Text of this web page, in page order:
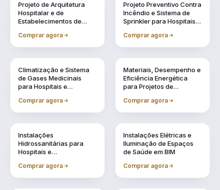
Projeto de Arquitetura
Hospitalar e de
Estabelecimentos de
Comprar agora
Projeto Preventivo Contra
Incêndio e Sistema de
Sprinkler para Hospitais e
Saúde
Comprar agora
Climatização e Sistema
de Gases Medicinais
para Hospitais e
Saúde em BIM
Comprar agora
Materiais, Desempenho e
Eficiência Energética
para Projetos de
Saúde
Comprar agora
Instalações
Hidrossanitárias para
Hospitais e
Saúde em BIM
Comprar agora
Instalações Elétricas e
Iluminação de Espaços
de Saúde em BIM
Comprar agora